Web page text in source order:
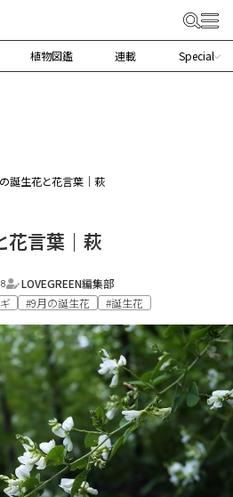
植物図鑑 連載 Special
誕生花と花言葉｜萩
花言葉｜萩
LOVEGREEN編集部
#9月の誕生花 #誕生花